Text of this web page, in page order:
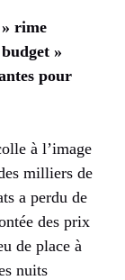
rime
»
pour
à l’image
milliers de
a perdu de
des prix
de place à
nuits